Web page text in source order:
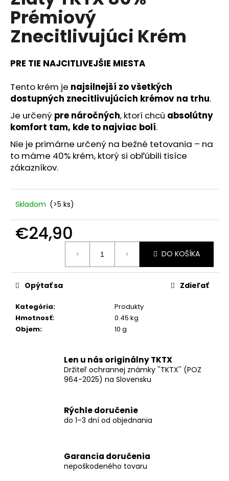
4,8
5
hviezdičiek.
Prémiový
Znecitlivujúci Krém
PRE TIE NAJCITLIVEJŠIE MIESTA
Tento krém je najsilnejší zo všetkých
dostupných znecitlivujúcich krémov na trhu.
Je určený pre náročných, ktorí chcú absolútny
komfort tam, kde to najviac bolí.
Nie je primárne určený na bežné tetovania – na
to máme 40% krém, ktorý si obľúbili tisíce
zákazníkov.
Skladom (>5 ks)
€24,90
DO KOŠÍKA
Kategória:
Produkty
Hmotnosť:
0.45 kg
Objem: 10 g
Opýtať sa Zdieľať
Len u nás originálny TKTX
Držiteľ ochrannej známky ''TKTX'' (POZ
964-2025) na Slovensku
Rýchle doručenie
do 1–3 dní od objednania
Garancia doručenia
nepoškodeného tovaru
á
j
s
?
HĽADAŤ
O
d
p
ú
č
ZNECITLIVUJÚCI
SPREJ
€17,90